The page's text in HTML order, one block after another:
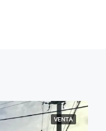
VENTA